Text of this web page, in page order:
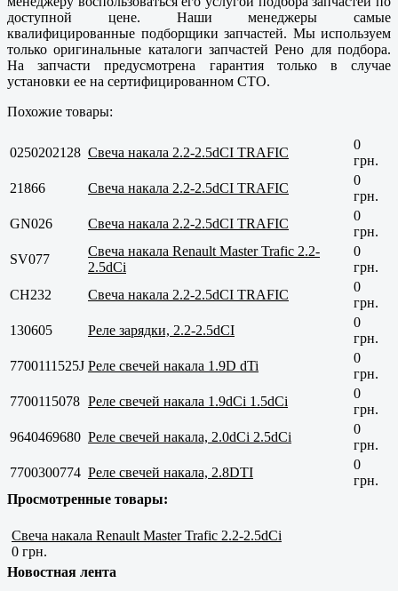
доступной цене. Наши менеджеры самые
квалифицированные подборщики запчастей. Мы используем
только оригинальные каталоги запчастей Рено для подбора.
На запчасти предусмотрена гарантия только в случае
установки ее на сертифицированном СТО.
Похожие товары:
0250202128 Свеча накала 2.2-2.5dCI TRAFIC
0
грн.
21866
Свеча накала 2.2-2.5dCI TRAFIC
0
грн.
GN026
Свеча накала 2.2-2.5dCI TRAFIC
0
грн.
SV077
Свеча накала Renault Master Trafic 2.2-
2.5dCi
0
грн.
CH232
Свеча накала 2.2-2.5dCI TRAFIC
0
грн.
130605
Реле зарядки, 2.2-2.5dCI
0
грн.
7700111525J Реле свечей накала 1.9D dTi
0
грн.
7700115078 Реле свечей накала 1.9dCi 1.5dCi
0
грн.
9640469680 Реле свечей накала, 2.0dCi 2.5dCi
0
грн.
7700300774 Реле свечей накала, 2.8DTI
0
грн.
Просмотренные товары:
Свеча накала Renault Master Trafic 2.2-2.5dCi
0 грн.
Новостная лента